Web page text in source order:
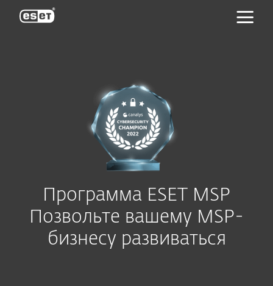
Программа ESET MSP
Позвольте вашему MSP-
бизнесу развиваться
ESET